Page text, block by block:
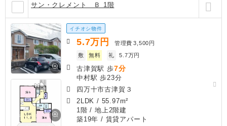
サン・クレメント Ｂ 1階
イチオシ物件
5.7万円 管理費 3,500円
敷
無料 礼 5.7万円
古津賀駅 歩7分
中村駅 歩23分
四万十市古津賀３
2LDK / 55.97m²
1階 / 地上2階建
築19年 / 賃貸アパート